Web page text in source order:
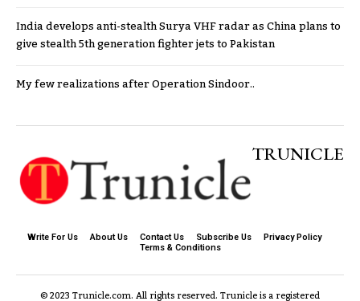
India develops anti-stealth Surya VHF radar as China plans to
give stealth 5th generation fighter jets to Pakistan
My few realizations after Operation Sindoor..
TRUNICLE
Write For Us About Us Contact Us Subscribe Us
Privacy Policy
Terms & Conditions
© 2023 Trunicle.com. All rights reserved. Trunicle is a registered